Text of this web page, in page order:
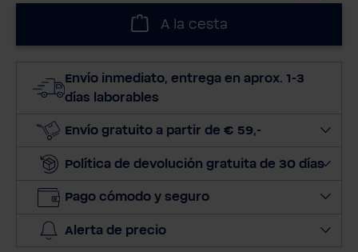
c
n
r
a
A la cesta
Envío inmediato, entrega en aprox. 1-3
días laborables
Envío gratuito a partir de € 59,-
Política de devolución gratuita de 30 días
Pago cómodo y seguro
Alerta de precio